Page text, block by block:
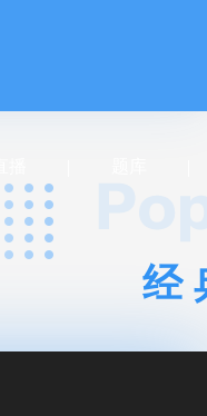
经